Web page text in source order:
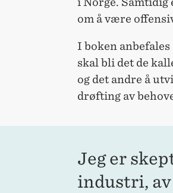
om å være
I boken
skal bli det de
og det andre å
drøfting av
Jeg er
industri,